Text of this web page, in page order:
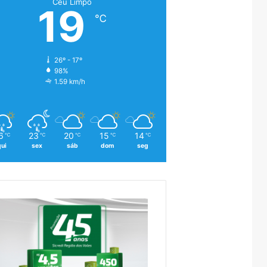
19 ℃
26º - 17º
98%
1.59 km/h
℃ 23 ℃
sex
20 ℃
sáb
15 ℃
dom
14 ℃
seg